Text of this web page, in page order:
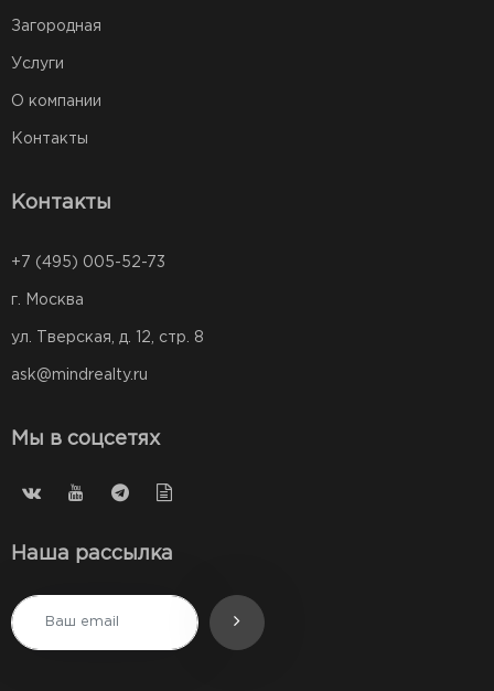
Загородная
Услуги
О компании
Контакты
Контакты
+7 (495) 005-52-73
г. Москва
ул. Тверская, д. 12, стр. 8
ask@mindrealty.ru
Мы в соцсетях
Наша рассылка